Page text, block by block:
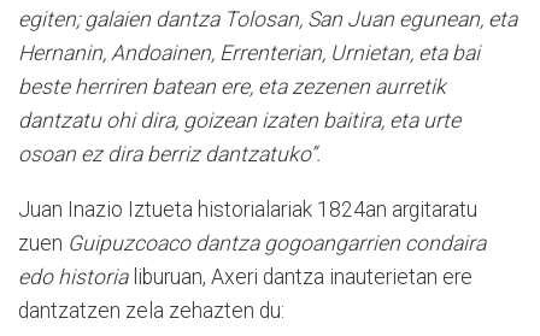
egiten; galaien dantza Tolosan, San Juan egunean, eta
Hernanin, Andoainen, Errenterian, Urnietan, eta bai
beste herriren batean ere, eta zezenen aurretik
dantzatu ohi dira, goizean izaten baitira, eta urte
osoan ez dira berriz dantzatuko”.
Juan Inazio Iztueta historialariak 1824an argitaratu
zuen Guipuzcoaco dantza gogoangarrien condaira
edo historialiburuan, Axeri dantza inauterietan ere
dantzatzen zela zehazten du: